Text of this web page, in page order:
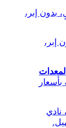
بدون إبر،
إبر،
نادي